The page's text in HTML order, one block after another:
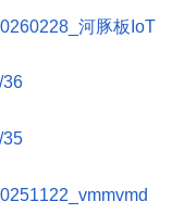
河豚板IoT
36
35